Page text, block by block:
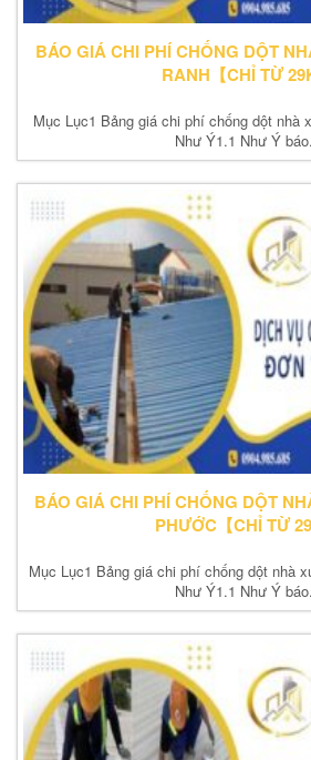
BÁO GIÁ CHI PHÍ CHỐNG DỘT
RANH【CHỈ TỪ
Mục Lục1 Bảng giá chi phí chống dột nhà
Như Ý1.1 Như Ý
BÁO GIÁ CHI PHÍ CHỐNG DỘT
PHƯỚC【CHỈ TỪ
Mục Lục1 Bảng giá chi phí chống dột nhà
Như Ý1.1 Như Ý